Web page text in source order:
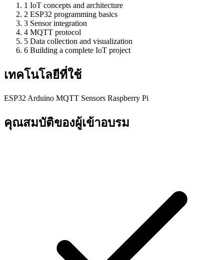
1 IoT concepts and architecture
2 ESP32 programming basics
3 Sensor integration
4 MQTT protocol
5 Data collection and visualization
6 Building a complete IoT project
เทคโนโลยีที่ใช้
ESP32Arduino MQTT Sensors Raspberry Pi
คุณสมบัติของผู้เข้าอบรม